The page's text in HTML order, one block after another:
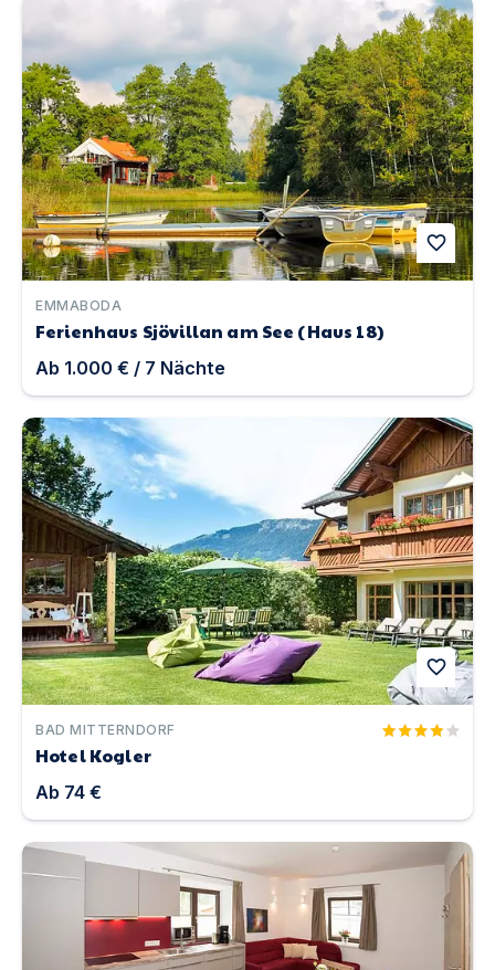
favorite
EMMABODA
Ferienhaus Sjövillan am See (Haus 18)
Ab 1.000 € / 7 Nächte
Hotel Kogler | Unterkunft in Bad Mitterndorf
favorite
BAD MITTERNDORF
Hotel Kogler
Ab 74 €
Barrierefreies Appartement im Salzburger Land |